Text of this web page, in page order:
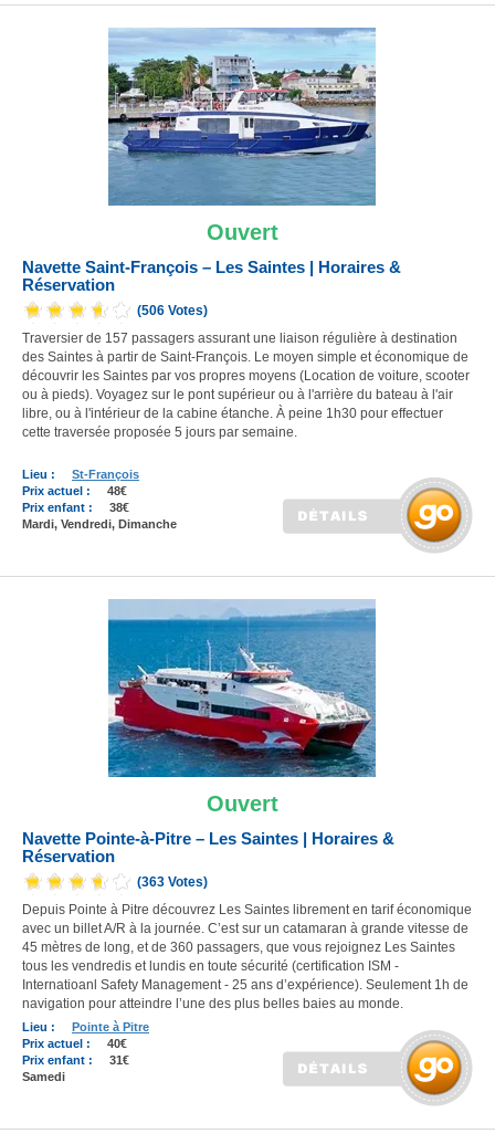
Ouvert
Navette Saint-François – Les Saintes | Horaires &
Réservation
(506 Votes)
Traversier de 157 passagers assurant une liaison régulière à destination
des Saintes à partir de Saint-François. Le moyen simple et économique de
découvrir les Saintes par vos propres moyens (Location de voiture, scooter
ou à pieds). Voyagez sur le pont supérieur ou à l'arrière du bateau à l'air
libre, ou à l'intérieur de la cabine étanche. À peine 1h30 pour effectuer
cette traversée proposée 5 jours par semaine.
Lieu :
St-François
Prix actuel :
48€
Prix enfant :
38€
Mardi, Vendredi, Dimanche
Ouvert
Navette Pointe-à-Pitre – Les Saintes | Horaires &
Réservation
(363 Votes)
Depuis Pointe à Pitre découvrez Les Saintes librement en tarif économique
avec un billet A/R à la journée. C’est sur un catamaran à grande vitesse de
45 mètres de long, et de 360 passagers, que vous rejoignez Les Saintes
tous les vendredis et lundis en toute sécurité (certification ISM -
Internatioanl Safety Management - 25 ans d’expérience). Seulement 1h de
navigation pour atteindre l’une des plus belles baies au monde.
Lieu :
Pointe à Pitre
Prix actuel :
40€
Prix enfant :
31€
Samedi